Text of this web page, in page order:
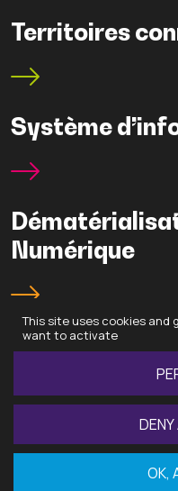
Territoires
Système
Numérique
Recrutement
Gestion des
This site uses cookies and
want to activate
OK,